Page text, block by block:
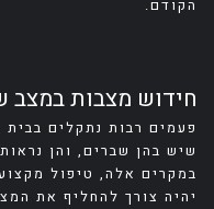
הקודם.
חידוש מצבות
פעמים רבות נתקלים
שיש בהן שברים, והן
במקרים אלה, טיפול
יהיה צורך להחליף את